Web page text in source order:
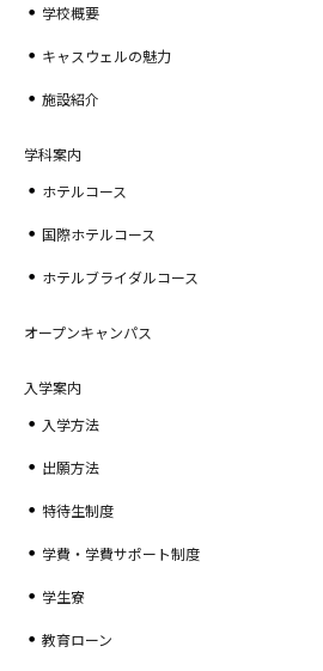
学校概要
キャスウェルの魅力
施設紹介
学科案内
ホテルコース
国際ホテルコース
ホテルブライダルコース
オープンキャンパス
入学案内
入学方法
出願方法
特待生制度
学費・学費サポート制度
学生寮
教育ローン